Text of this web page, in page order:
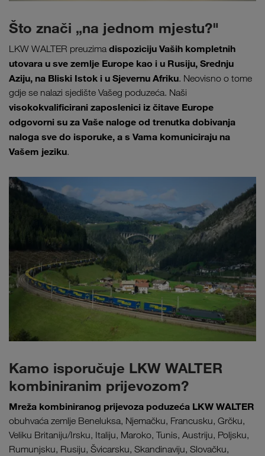
Što znači „na jednom mjestu?"
LKW WALTER preuzima dispoziciju Vaših kompletnih
utovara u sve zemlje Europe kao i u Rusiju, Srednju
Aziju, na Bliski Istok i u Sjevernu Afriku. Neovisno o tome
gdje se nalazi sjedište Vašeg poduzeća. Naši
visokokvalificirani zaposlenici iz čitave Europe
odgovorni su za Vaše naloge od trenutka dobivanja
naloga sve do isporuke, a s Vama komuniciraju na
Vašem jeziku.
Kamo isporučuje LKW WALTER
kombiniranim prijevozom?
Mreža kombiniranog prijevoza poduzeća LKW WALTER
obuhvaća zemlje Beneluksa, Njemačku, Francusku, Grčku,
Veliku Britaniju/Irsku, Italiju, Maroko, Tunis, Austriju, Poljsku,
Rumunjsku, Rusiju, Švicarsku, Skandinaviju, Slovačku,